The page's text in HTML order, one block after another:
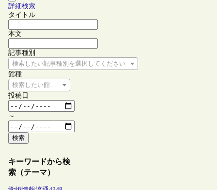
詳細検索
タイトル
本文
記事種別
検索したい記事種別を選択してください
館種
検索したい館種を選択してください
投稿日
～
検索
キーワードから検
索（テーマ）